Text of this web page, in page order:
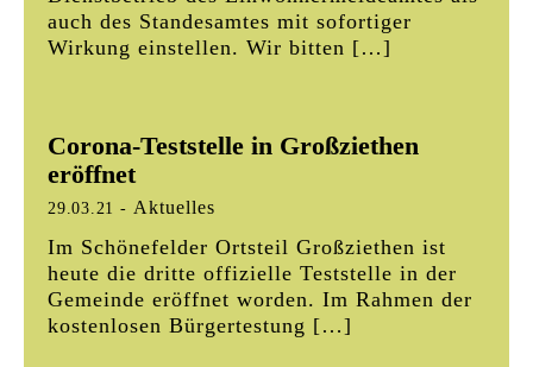
auch des Standesamtes mit sofortiger
Wirkung einstellen. Wir bitten […]
Corona-Teststelle in Großziethen
eröffnet
29.03.21 - Aktuelles
Im Schönefelder Ortsteil Großziethen ist
heute die dritte offizielle Teststelle in der
Gemeinde eröffnet worden. Im Rahmen der
kostenlosen Bürgertestung […]